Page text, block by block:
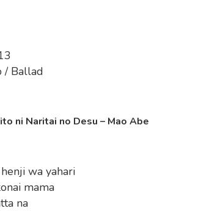
/ Ballad
ni Naritai no Desu – Mao Abe
wa yahari
mama
na